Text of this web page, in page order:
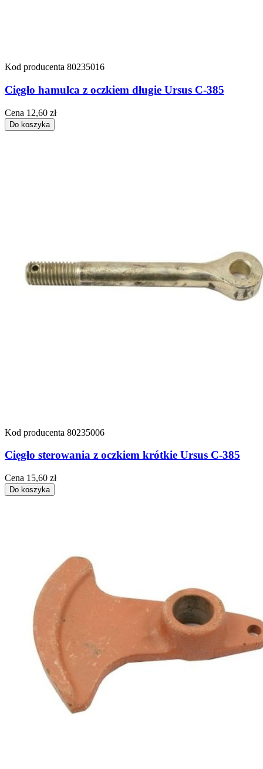
Kod producenta 80235016
Cięgło hamulca z oczkiem długie Ursus C-385
Cena 12,60 zł
Do koszyka
Kod producenta 80235006
Cięgło sterowania z oczkiem krótkie Ursus C-385
Cena 15,60 zł
Do koszyka